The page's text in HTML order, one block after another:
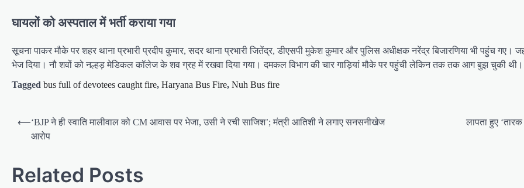
घायलों को अस्पताल में भर्ती कराया गया
सूचना पाकर मौके पर शहर थाना प्रभारी प्रदीप कुमार, सदर थाना प्रभारी जितेंद्र, डीएसपी मुकेश कुमार और पुलिस अधीक्षक नरेंद्र बिजारणिया भी पहुंच
भेज दिया। नौ शवों को नल्हड़ मेडिकल कॉलेज के शव ग्रह में रखवा दिया गया। दमकल विभाग की चार गाड़ियां मौके पर पहुंची लेकिन तक तक आग बुझ चुकी थी।
Tagged bus full of devotees caught fire, Haryana Bus Fire, Nuh Bus fire
Post
navigation
⟵‘BJP ने ही स्वाति मालीवाल को CM आवास पर भेजा, उसी ने रची साजिश’; मंत्री आतिशी ने लगाए सनसनीखेज
आरोप
लापता हुए
Related Posts